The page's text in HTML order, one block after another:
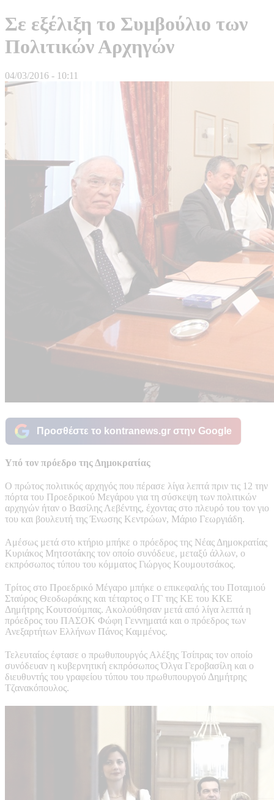
Σε εξέλιξη το Συμβούλιο των
Πολιτικών Αρχηγών
04/03/2016 - 10:11
Προσθέστε το kontranews.gr στην Google
Υπό τον πρόεδρο της Δημοκρατίας
Ο πρώτος πολιτικός αρχηγός που πέρασε λίγα λεπτά πριν τις 12 την
πόρτα του Προεδρικού Μεγάρου για τη σύσκεψη των πολιτικών
αρχηγών ήταν ο Βασίλης Λεβέντης, έχοντας στο πλευρό του τον γιο
του και βουλευτή της Ένωσης Κεντρώων, Μάριο Γεωργιάδη.
Αμέσως μετά στο κτήριο μπήκε ο πρόεδρος της Νέας Δημοκρατίας
Κυριάκος Μητσοτάκης τον οποίο συνόδευε, μεταξύ άλλων, ο
εκπρόσωπος τύπου του κόμματος Γιώργος Κουμουτσάκος.
Τρίτος στο Προεδρικό Μέγαρο μπήκε ο επικεφαλής του Ποταμιού
Σταύρος Θεοδωράκης και τέταρτος ο ΓΓ της ΚΕ του ΚΚΕ
Δημήτρης Κουτσούμπας. Ακολούθησαν μετά από λίγα λεπτά η
πρόεδρος του ΠΑΣΟΚ Φώφη Γεννηματά και ο πρόεδρος των
Ανεξαρτήτων Ελλήνων Πάνος Καμμένος.
Τελευταίος έφτασε ο πρωθυπουργός Αλέξης Τσίπρας τον οποίο
συνόδευαν η κυβερνητική εκπρόσωπος Όλγα Γεροβασίλη και ο
διευθυντής του γραφείου τύπου του πρωθυπουργού Δημήτρης
Τζανακόπουλος.